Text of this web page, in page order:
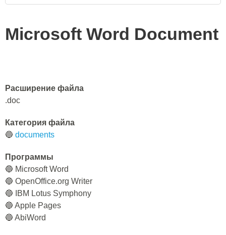
Microsoft Word Document
Расширение файла
.doc
Категория файла
🔵 documents
Программы
🔵 Microsoft Word
🔵 OpenOffice.org Writer
🔵 IBM Lotus Symphony
🔵 Apple Pages
🔵 AbiWord